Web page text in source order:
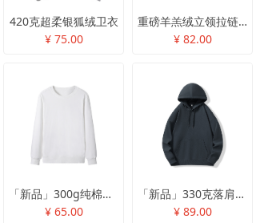
420克超柔银狐绒卫衣
¥ 75.00
重磅羊羔绒立领拉链款
¥ 82.00
「新品」300g纯棉圆领卫衣
¥ 65.00
「新品」330克落肩款帽衫卫衣
¥ 89.00